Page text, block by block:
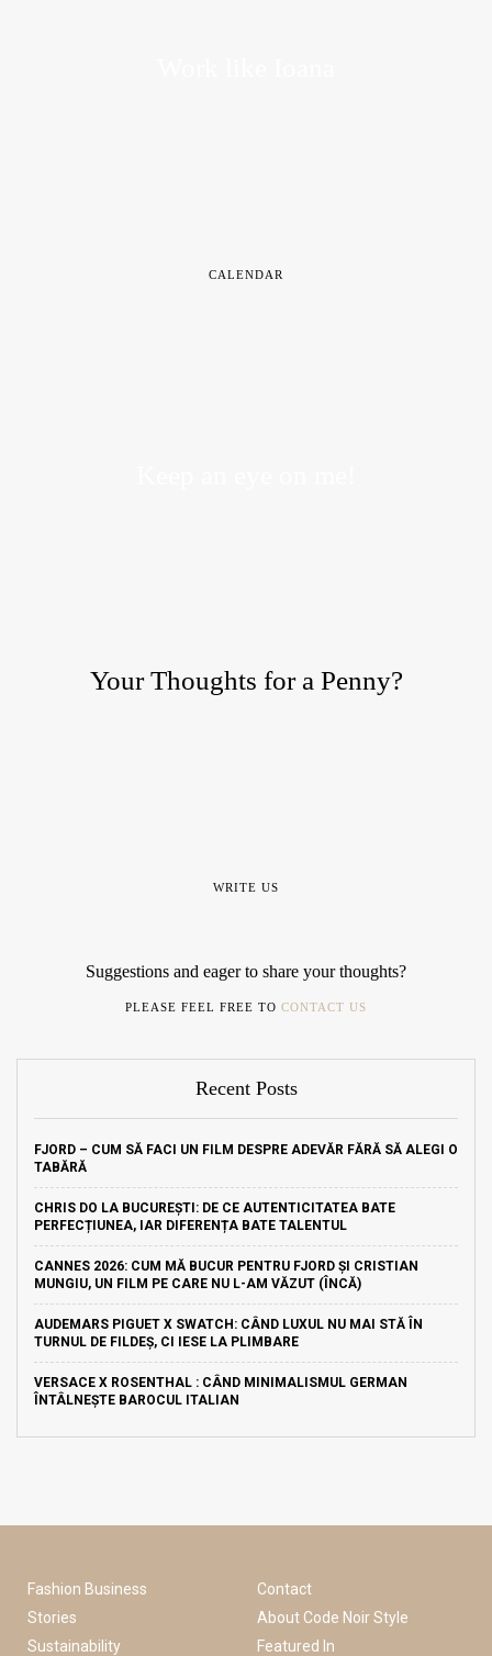
CALENDAR
Your Thoughts for a Penny?
WRITE US
Suggestions and eager to share your thoughts?
PLEASE FEEL FREE TO CONTACT US
Recent Posts
FJORD – CUM SĂ FACI UN FILM DESPRE ADEVĂR FĂRĂ SĂ ALEGI O
TABĂRĂ
CHRIS DO LA BUCUREȘTI: DE CE AUTENTICITATEA BATE
PERFECȚIUNEA, IAR DIFERENȚA BATE TALENTUL
CANNES 2026: CUM MĂ BUCUR PENTRU FJORD ȘI CRISTIAN
MUNGIU, UN FILM PE CARE NU L-AM VĂZUT (ÎNCĂ)
AUDEMARS PIGUET X SWATCH: CÂND LUXUL NU MAI STĂ ÎN
TURNUL DE FILDEȘ, CI IESE LA PLIMBARE
VERSACE X ROSENTHAL : CÂND MINIMALISMUL GERMAN
ÎNTÂLNEȘTE BAROCUL ITALIAN
Fashion Business
Stories
Sustainability
Contact
About Code Noir Style
Featured In